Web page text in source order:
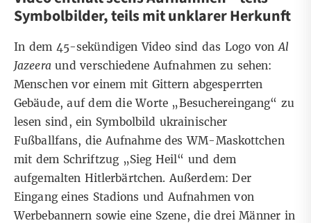
Symbolbilder, teils mit unklarer Herkunft
In dem 45-sekündigen Video sind das Logo von Al
Jazeera und verschiedene Aufnahmen zu sehen:
Menschen vor einem mit Gittern abgesperrten
Gebäude, auf dem die Worte „Besuchereingang“ zu
lesen sind, ein Symbolbild ukrainischer
Fußballfans, die Aufnahme des WM-Maskottchen
mit dem Schriftzug „Sieg Heil“ und dem
aufgemalten Hitlerbärtchen. Außerdem: Der
Eingang eines Stadions und Aufnahmen von
Werbebannern sowie eine Szene, die drei Männer in